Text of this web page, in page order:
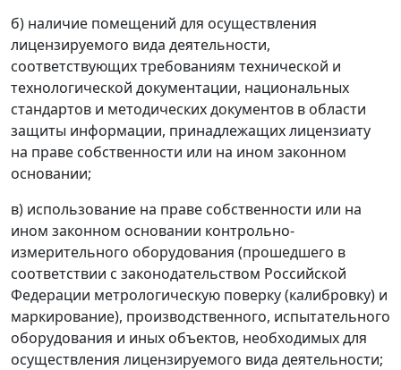
б) наличие помещений для осуществления
лицензируемого вида деятельности,
соответствующих требованиям технической и
технологической документации, национальных
стандартов и методических документов в области
защиты информации, принадлежащих лицензиату
на праве собственности или на ином законном
основании;
в) использование на праве собственности или на
ином законном основании контрольно-
измерительного оборудования (прошедшего в
соответствии с законодательством Российской
Федерации метрологическую поверку (калибровку) и
маркирование), производственного, испытательного
оборудования и иных объектов, необходимых для
осуществления лицензируемого вида деятельности;